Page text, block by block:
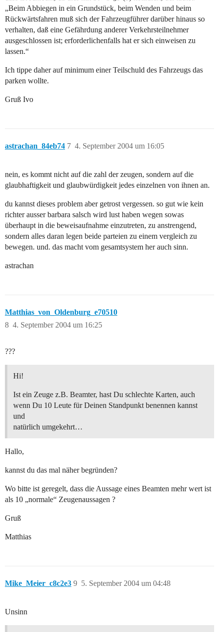
„Beim Abbiegen in ein Grundstück, beim Wenden und beim
Rückwärtsfahren muß sich der Fahrzeugführer darüber hinaus so
verhalten, daß eine Gefährdung anderer Verkehrsteilnehmer
ausgeschlossen ist; erforderlichenfalls hat er sich einweisen zu
lassen.“
Ich tippe daher auf minimum einer Teilschuld des Fahrzeugs das
parken wollte.
Gruß Ivo
astrachan_84eb74 4. September 2004 um 16:05
7
nein, es kommt nicht auf die zahl der zeugen, sondern auf die
glaubhaftigkeit und glaubwürdigkeit jedes einzelnen von ihnen an.
du kannst dieses problem aber getrost vergessen. so gut wie kein
richter ausser barbara salsch wird lust haben wegen sowas
überhaupt in die beweisaufnahme einzutreten, zu anstrengend,
sondern alles daran legen beide parteien zu einem vergleich zu
bewegen. und. das macht vom gesamtsystem her auch sinn.
astrachan
Matthias_von_Oldenburg_e70510
4. September 2004 um 16:25
8
???
Hi!
Ist ein Zeuge z.B. Beamter, hast Du schlechte Karten, auch
wenn Du 10 Leute für Deinen Standpunkt benennen kannst
und
natürlich umgekehrt…
Hallo,
kannst du das mal näher begründen?
Wo bitte ist geregelt, dass die Aussage eines Beamten mehr wert ist
als 10 „normale“ Zeugenaussagen ?
Gruß
Matthias
Mike_Meier_c8c2e3 5. September 2004 um 04:48
9
Unsinn